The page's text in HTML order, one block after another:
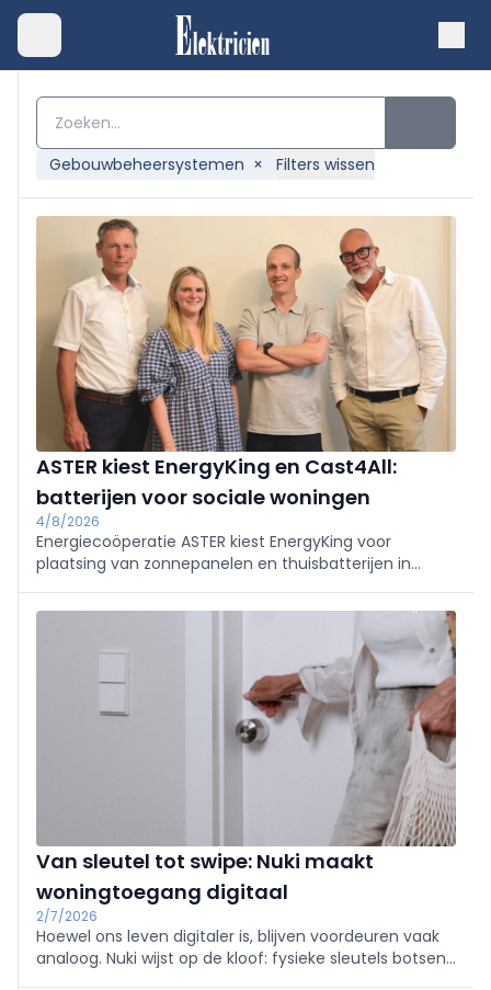
Gebouwbeheersystemen × Filters wissen
ASTER kiest EnergyKing en Cast4All:
batterijen voor sociale woningen
4/8/2026
Energiecoöperatie ASTER kiest EnergyKing voor
plaatsing van zonnepanelen en thuisbatterijen in
assetmanagementsysteem. ASTER (meer dan 67
MWp) start zo de volgende vierjarige groeifase en
verlaagt energiekosten voor huurders.
Van sleutel tot swipe: Nuki maakt
woningtoegang digitaal
2/7/2026
Hoewel ons leven digitaler is, blijven voordeuren vaak
analoog. Nuki wijst op de kloof: fysieke sleutels botsen